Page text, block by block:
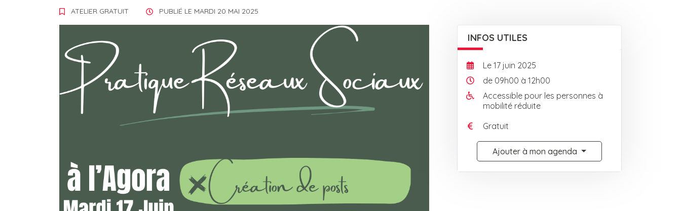
ATELIER GRATUIT PUBLIÉ LE MARDI 20 MAI 2025
INFOS UTILES
Le 17 juin 2025
de 09h00 à 12h00
Accessible pour les personnes à
mobilité réduite
Gratuit
Ajouter à mon agenda